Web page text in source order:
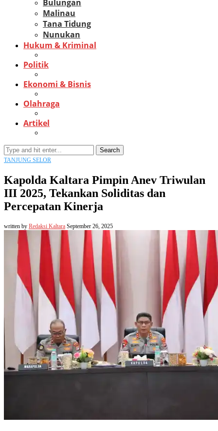
Bulungan
Malinau
Tana Tidung
Nunukan
Hukum & Kriminal
Politik
Ekonomi & Bisnis
Olahraga
Artikel
Search
TANJUNG SELOR
Kapolda Kaltara Pimpin Anev Triwulan
III 2025, Tekankan Soliditas dan
Percepatan Kinerja
written by Redaksi Kaltara September 26, 2025